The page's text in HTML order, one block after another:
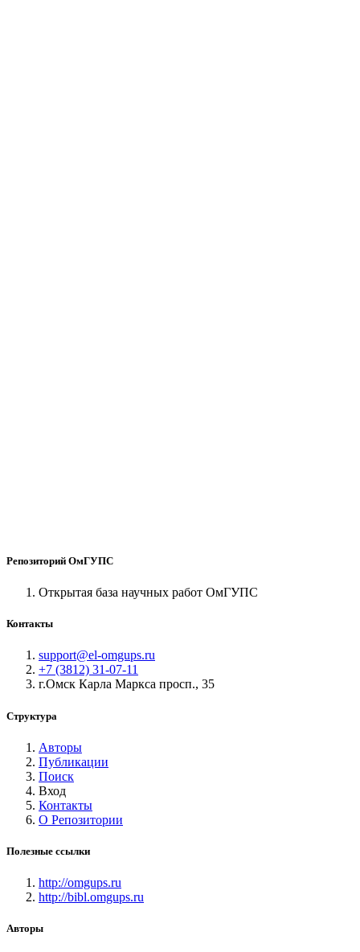
Репозиторий ОмГУПС
Открытая база научных работ ОмГУПС
Контакты
support@el-omgups.ru
+7 (3812) 31-07-11
г.Омск Карла Маркса просп., 35
Структура
Авторы
Публикации
Поиск
Вход
Контакты
О Репозитории
Полезные ссылки
http://omgups.ru
http://bibl.omgups.ru
Авторы